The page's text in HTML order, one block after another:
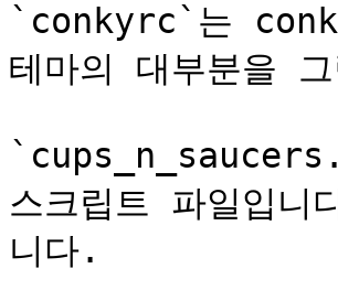
`conkyrc`는
테마의 대부분을
스크립트 파일입
니다.